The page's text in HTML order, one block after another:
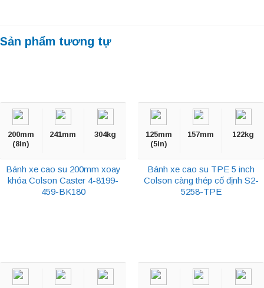
Sản phẩm tương tự
200mm
(8in)
241mm 304kg
Bánh xe cao su 200mm xoay
khóa Colson Caster 4-8199-
459-BK180
125mm
(5in)
157mm 122kg
Bánh xe cao su TPE 5 inch
Colson càng thép cố định S2-
5258-TPE